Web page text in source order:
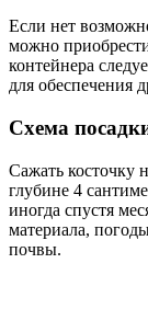
Если нет
можно
контейнера
для обеспечения
Схема
Сажать косточку
глубине 4
иногда спустя
материала,
почвы.